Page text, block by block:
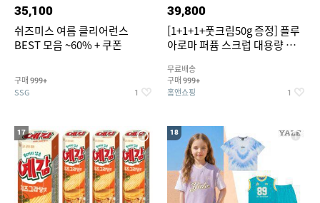
35,100
쉬즈미스 여름 클리어런스
BEST 모음 ~60% + 쿠폰
구매 999+
SSG 1
39,800
[1+1+1+풋크림50g 증정] 플루
아로마 퍼퓸 스크럽 대용량 바디
무료배송
구매 999+
홈앤쇼핑 1
17 18